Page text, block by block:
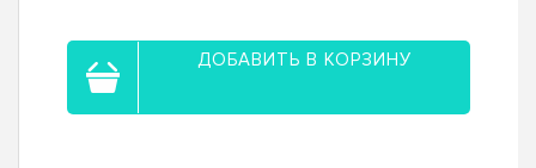
ДОБАВИТЬ В КОРЗИНУ